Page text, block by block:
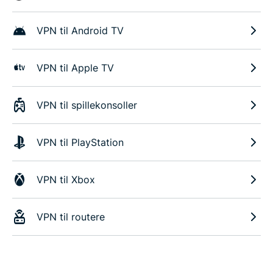
VPN til Android TV
VPN til Apple TV
VPN til spillekonsoller
VPN til PlayStation
VPN til Xbox
VPN til routere